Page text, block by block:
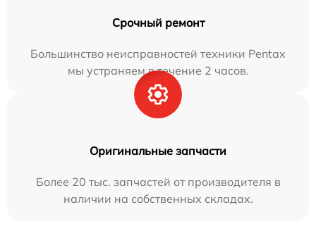
Срочный ремонт
Большинство неисправностей техники Pentax
мы устраняем в течение 2 часов.
Оригинальные запчасти
Более 20 тыс. запчастей от производителя в
наличии на собственных складах.